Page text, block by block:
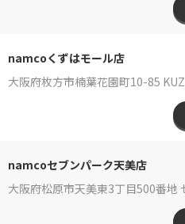
namcoくずはモール店
大阪府枚方市楠葉花園町10-85
namcoセブンパーク天美店
大阪府松原市天美東3丁目500番地